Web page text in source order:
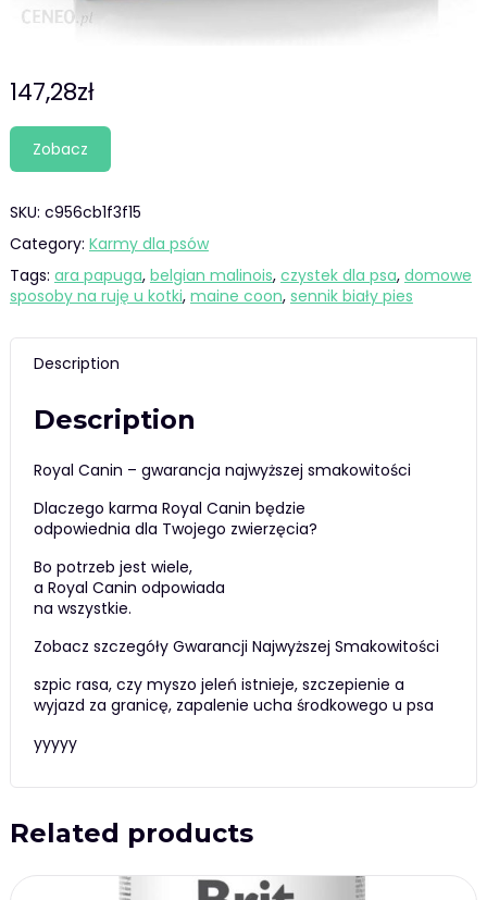
147,28zł
Zobacz
SKU: c956cb1f3f15
Category: Karmy dla psów
Tags: ara papuga, belgian malinois, czystek dla psa, domowe
sposoby na ruję u kotki, maine coon, sennik biały pies
Description
Description
Royal Canin – gwarancja najwyższej smakowitości
Dlaczego karma Royal Canin będzie
odpowiednia dla Twojego zwierzęcia?
Bo potrzeb jest wiele,
a Royal Canin odpowiada
na wszystkie.
Zobacz szczegóły Gwarancji Najwyższej Smakowitości
szpic rasa, czy myszo jeleń istnieje, szczepienie a
wyjazd za granicę, zapalenie ucha środkowego u psa
yyyyy
Related products